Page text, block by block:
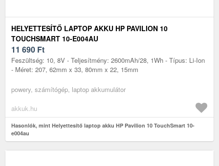
HELYETTESÍTŐ LAPTOP AKKU HP PAVILION 10
TOUCHSMART 10-E004AU
11 690 Ft
Feszültség: 10, 8V - Teljesítmény: 2600mAh/28, 1Wh - Típus: Li-Ion
- Méret: 207, 62mm x 33, 80mm x 22, 15mm
powery, számítógép, laptop akkumulátor
akkuk.hu
Hasonlók, mint Helyettesítő laptop akku HP Pavilion 10 TouchSmart 10-
e004au